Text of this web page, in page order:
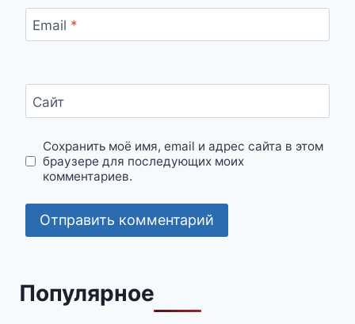
Email *
Сайт
Сохранить моё имя, email и адрес сайта в этом
браузере для последующих моих
комментариев.
Популярное